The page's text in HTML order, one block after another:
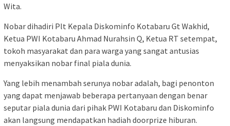
Wita.
Nobar dihadiri Plt Kepala Diskominfo Kotabaru Gt Wakhid,
Ketua PWI Kotabaru Ahmad Nurahsin Q, Ketua RT setempat,
tokoh masyarakat dan para warga yang sangat antusias
menyaksikan nobar final piala dunia.
Yang lebih menambah serunya nobar adalah, bagi penonton
yang dapat menjawab beberapa pertanyaan dengan benar
seputar piala dunia dari pihak PWI Kotabaru dan Diskominfo
akan langsung mendapatkan hadiah doorprize hiburan.